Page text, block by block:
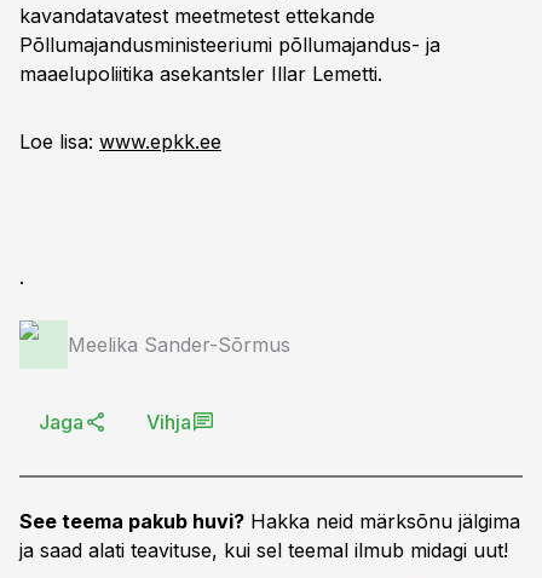
kavandatavatest meetmetest ettekande
Põllumajandusministeeriumi põllumajandus- ja
maaelupoliitika asekantsler Illar Lemetti.
Loe lisa: www.epkk.ee
.
Meelika Sander-Sõrmus
Jaga Vihja
See teema pakub huvi? Hakka neid märksõnu jälgima
ja saad alati teavituse, kui sel teemal ilmub midagi uut!